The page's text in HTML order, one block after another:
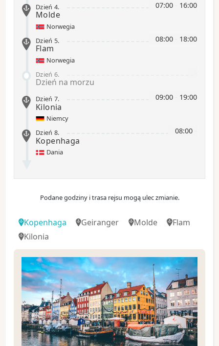
07:00 16:00
Dzień 4.
Molde
Norwegia
08:00 18:00
Dzień 5.
Flam
Norwegia
Dzień 6.
Dzień na morzu
09:00 19:00
Dzień 7.
Kilonia
Niemcy
08:00
Dzień 8.
Kopenhaga
Dania
Podane godziny i trasa rejsu mogą ulec zmianie.
Kopenhaga Geiranger Molde
Flam
Kilonia